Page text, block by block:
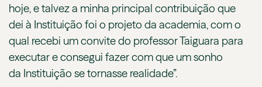
hoje, e talvez a minha principal contribuição que
dei à Instituição foi o projeto da academia, com o
qual recebi um convite do professor Taiguara para
executar e consegui fazer com que um sonho
da Instituição se tornasse realidade”.